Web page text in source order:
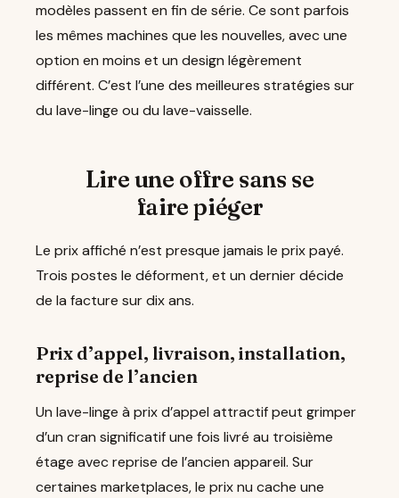
modèles passent en fin de série. Ce sont parfois
les mêmes machines que les nouvelles, avec une
option en moins et un design légèrement
différent. C’est l’une des meilleures stratégies sur
du lave-linge ou du lave-vaisselle.
Lire une offre sans se
faire piéger
Le prix affiché n’est presque jamais le prix payé.
Trois postes le déforment, et un dernier décide
de la facture sur dix ans.
Prix d’appel, livraison, installation,
reprise de l’ancien
Un lave-linge à prix d’appel attractif peut grimper
d’un cran significatif une fois livré au troisième
étage avec reprise de l’ancien appareil. Sur
certaines marketplaces, le prix nu cache une